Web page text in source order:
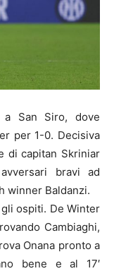
a San Siro, dove
per 1-0. Decisiva
di capitan Skriniar
bravi ad
winner Baldanzi.
gli ospiti. De Winter
Cambiaghi,
Onana pronto a
bene e al 17′